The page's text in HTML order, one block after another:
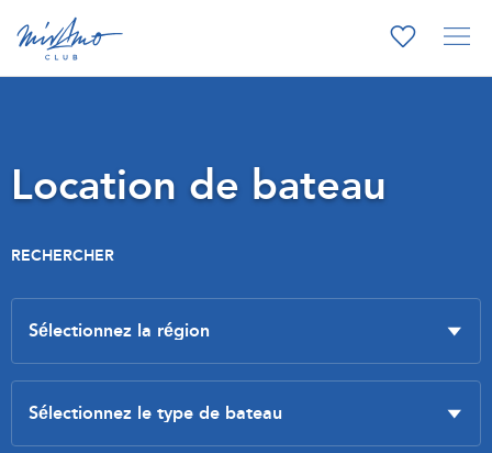
Location de bateau
RECHERCHER